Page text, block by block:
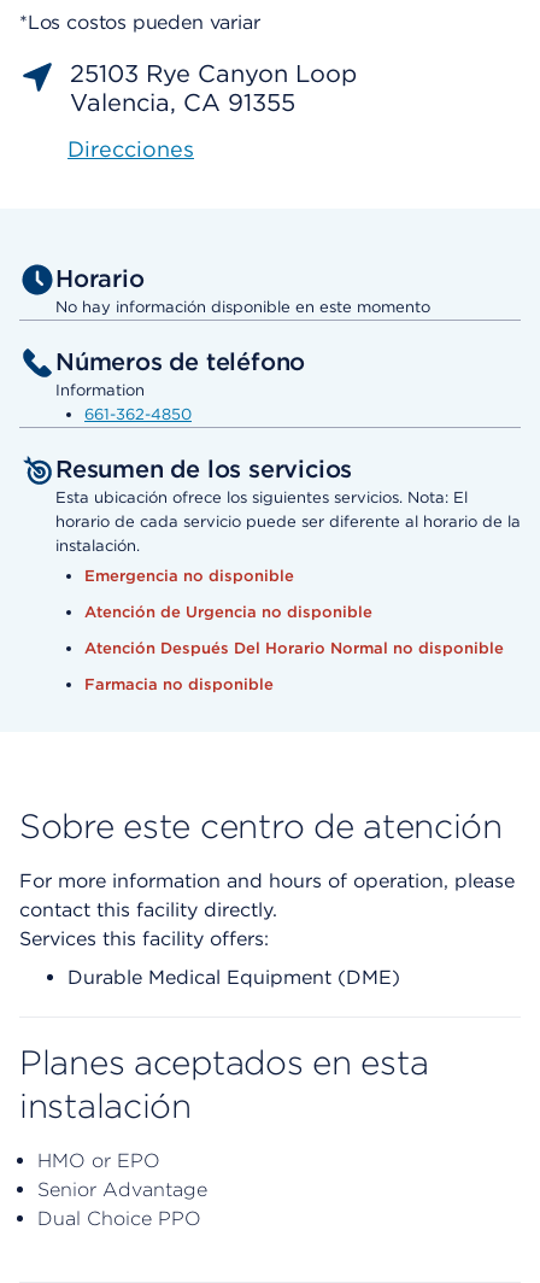
*Los costos pueden variar
25103 Rye Canyon Loop
Valencia, CA 91355
Direcciones
Horario
No hay información disponible en este momento
Números de teléfono
Information
661-362-4850
Resumen de los servicios
Esta ubicación ofrece los siguientes servicios. Nota: El
horario de cada servicio puede ser diferente al horario de la
instalación.
Emergencia no disponible
Atención de Urgencia no disponible
Atención Después Del Horario Normal no disponible
Farmacia no disponible
Sobre este centro de atención
For more information and hours of operation, please
contact this facility directly.
Services this facility offers:
Durable Medical Equipment (DME)
Planes aceptados en esta
instalación
HMO or EPO
Senior Advantage
Dual Choice PPO